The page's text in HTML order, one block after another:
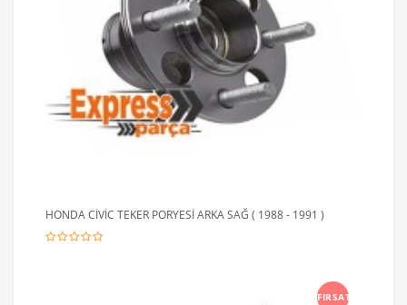
HONDA CİVİC TEKER PORYESİ ARKA SAĞ ( 1988 - 1991 )
FIRSAT